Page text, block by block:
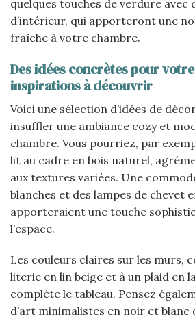
quelques touches de verdure avec
d’intérieur, qui apporteront une
fraîche à votre chambre.
Des idées concrètes pour
inspirations à découvrir
Voici une sélection d’idées de
insuffler une ambiance cozy et
chambre. Vous pourriez, par
lit au cadre en bois naturel,
aux textures variées. Une
blanches et des lampes de chevet
apporteraient une touche
l’espace.
Les couleurs claires sur les murs,
literie en lin beige et à un plaid en
complète le tableau. Pensez
d’art minimalistes en noir et blanc